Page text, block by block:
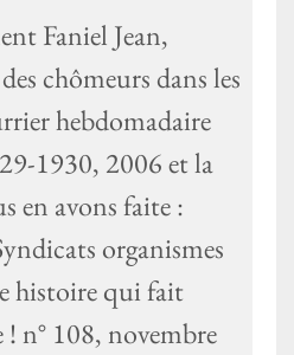
Faniel Jean,
chômeurs dans les
hebdomadaire
1930, 2006 et la
en avons faite :
organismes
histoire qui fait
! n° 108, novembre